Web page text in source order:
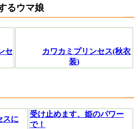
るウマ娘
セ
カワカミプリンセス(秋衣
装)
スに
受け止めます、姫のパワー
で！